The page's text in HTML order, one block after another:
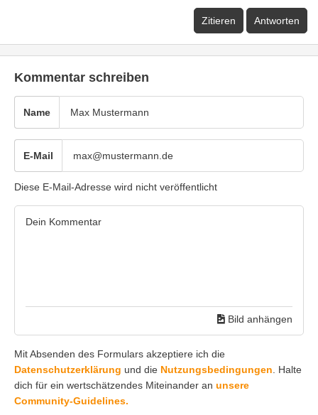
Zitieren Antworten
Kommentar schreiben
Name
E-Mail
Diese E-Mail-Adresse wird nicht veröffentlicht
Bild anhängen
Mit Absenden des Formulars akzeptiere ich die
Datenschutzerklärung und die Nutzungsbedingungen. Halte
dich für ein wertschätzendes Miteinander an unsere
Community-Guidelines.